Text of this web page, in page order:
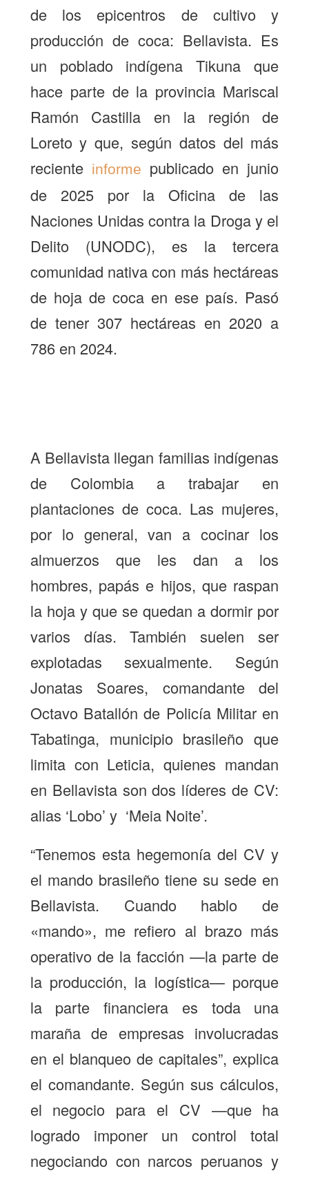
de los epicentros de cultivo y
producción de coca: Bellavista. Es
un poblado indígena Tikuna que
hace parte de la provincia Mariscal
Ramón Castilla en la región de
Loreto y que, según datos del más
reciente informe
publicado en junio
de 2025 por la Oficina de las
Naciones Unidas contra la Droga y el
Delito (UNODC), es la tercera
comunidad nativa con más hectáreas
de hoja de coca en ese país. Pasó
de tener 307 hectáreas en 2020 a
786 en 2024.
A Bellavista llegan familias indígenas
de Colombia a trabajar en
plantaciones de coca. Las mujeres,
por lo general, van a cocinar los
almuerzos que les dan a los
hombres, papás e hijos, que raspan
la hoja y que se quedan a dormir por
varios días. También suelen ser
explotadas sexualmente. Según
Jonatas Soares, comandante del
Octavo Batallón de Policía Militar en
Tabatinga, municipio brasileño que
limita con Leticia, quienes mandan
en Bellavista son dos líderes de CV:
alias ‘Lobo’ y ‘Meia Noite’.
“Tenemos esta hegemonía del CV y
el mando brasileño tiene su sede en
Bellavista. Cuando hablo de
«mando», me refiero al brazo más
operativo de la facción —la parte de
la producción, la logística— porque
la parte financiera es toda una
maraña de empresas involucradas
en el blanqueo de capitales”, explica
el comandante. Según sus cálculos,
el negocio para el CV —que ha
logrado imponer un control total
negociando con narcos peruanos y